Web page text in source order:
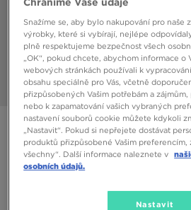
JORDAN SPIZIKE LOW BG
1690 Kč
Snažíme se, aby bylo nakupování pro naše
výrobky, které si vybírají, nejlépe
plně respektujeme bezpečnost všech
„OK“, pokud chcete, abychom informace o
webových stránkách používali k
obsahu speciálně pro Vás, včetně
přizpůsobených Vašim potřebám a
nebo k zapamatování vašich vybraných
nastavení souborů cookie můžete kdykoli
„Nastavit“. Pokud si nepřejete dostávat
produktů přizpůsobené Vašim
všechny“. Další informace naleznete v
osobních údajů.
Nastavit